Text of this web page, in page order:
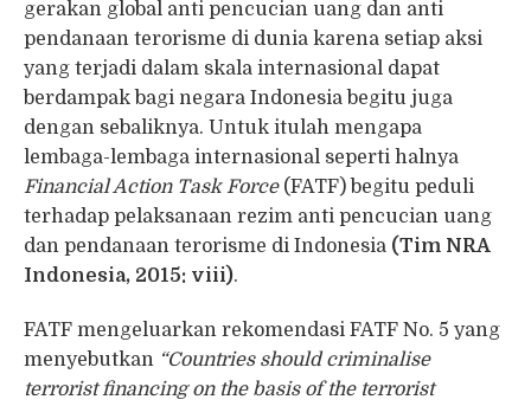
gerakan global anti pencucian uang dan anti
pendanaan terorisme di dunia karena setiap aksi
yang terjadi dalam skala internasional dapat
berdampak bagi negara Indonesia begitu juga
dengan sebaliknya. Untuk itulah mengapa
lembaga-lembaga internasional seperti halnya
Financial Action Task Force(FATF) begitu peduli
terhadap pelaksanaan rezim anti pencucian uang
dan pendanaan terorisme di Indonesia (Tim NRA
Indonesia, 2015: viii).
FATF mengeluarkan rekomendasi FATF No. 5 yang
menyebutkan “Countries should criminalise
terrorist financing on the basis of the terrorist